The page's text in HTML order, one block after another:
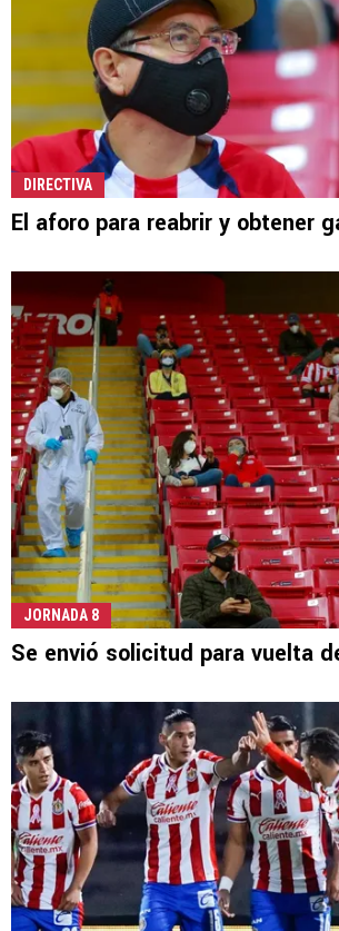
DIRECTIVA
El aforo para reabrir y obtener
JORNADA 8
Se envió solicitud para vuelta